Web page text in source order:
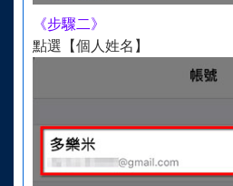
《步驟二》
點選【個人姓名】